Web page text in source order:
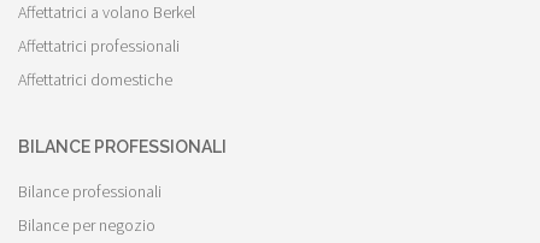
Affettatrici a volano Berkel
Affettatrici professionali
Affettatrici domestiche
BILANCE PROFESSIONALI
Bilance professionali
Bilance per negozio